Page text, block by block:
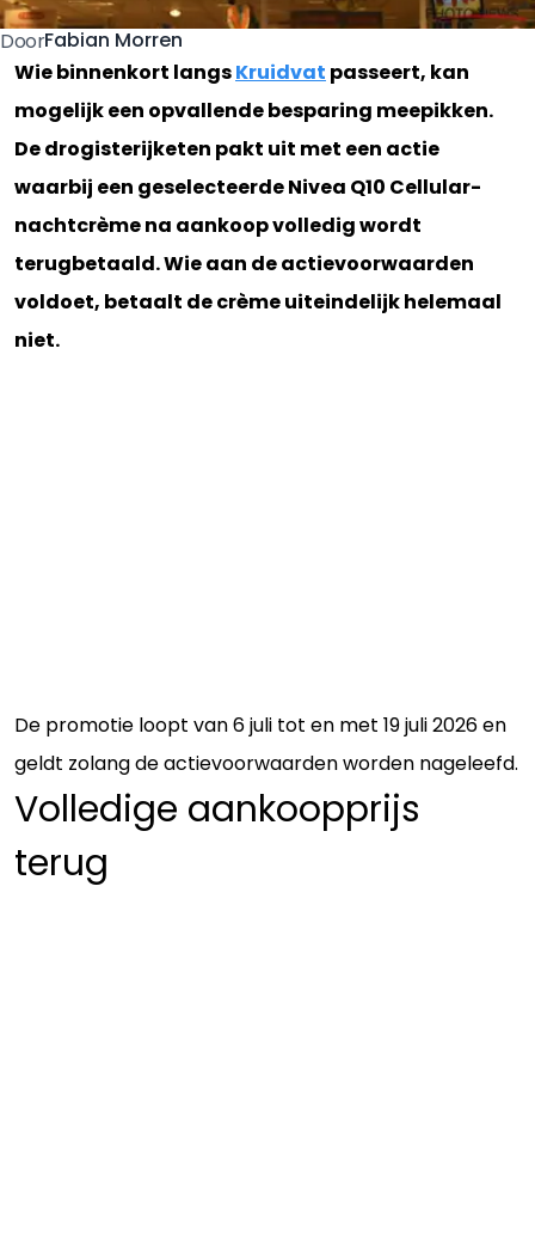
DoorFabian Morren
Wie binnenkort langsKruidvat passeert, kan
mogelijk een opvallende besparing meepikken.
De drogisterijketen pakt uit met een actie
waarbij een geselecteerde Nivea Q10 Cellular-
nachtcrème na aankoop volledig wordt
terugbetaald. Wie aan de actievoorwaarden
voldoet, betaalt de crème uiteindelijk helemaal
niet.
De promotie loopt van 6 juli tot en met 19 juli 2026 en
geldt zolang de actievoorwaarden worden nageleefd.
Volledige aankoopprijs
terug